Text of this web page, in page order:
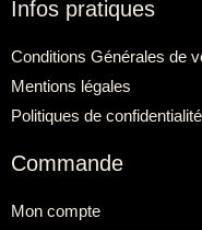
Infos pratiques
Conditions Générales de
Mentions légales
Politiques de
Commande
Mon compte